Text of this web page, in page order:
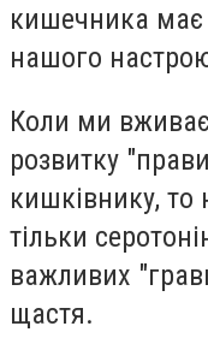
кишечника має
нашого
Коли ми
розвитку
кишківнику,
тільки
важливих
щастя.